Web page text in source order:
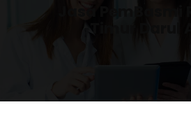
Jasa PemBasmi